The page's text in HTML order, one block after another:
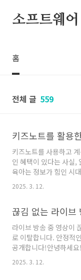
소프트웨
홈
전체 글 559
키즈노트를 활용
키즈노트를 사용하고
인 혜택이 있다는 사실,
육아는 정보가 힘인 시
모님이라면 키즈노트를
일이 일상이 되었을 거
셨나요? 저도 처음에는
늘은 키즈노트를 통해
목차키즈노트 할인 혜
할인 이용 방법 할인 혜
할 점 자주 묻는 질문키
어린..
2025. 3. 12.
라이브 방송 중 영상이
로 이탈합니다. 안정적
공개합니다!안녕하세
브 스트리밍이 필수적
스트리밍을 시도하다가
2025. 3. 12.